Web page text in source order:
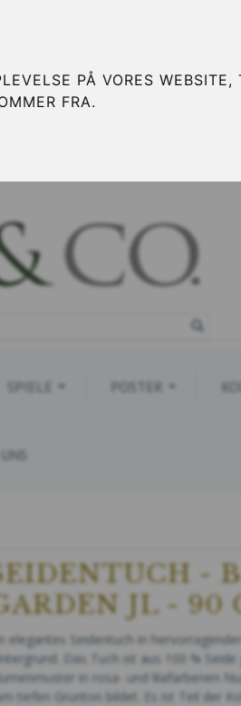
PÅ VORES
FRA.
SPIELE POSTER
-
JL - 90
elegantes Seidentuch in
Das Tuch ist aus 100 %
in rosa- und lilafarbenen
tiefen Grünton bildet. Es ist Teil der